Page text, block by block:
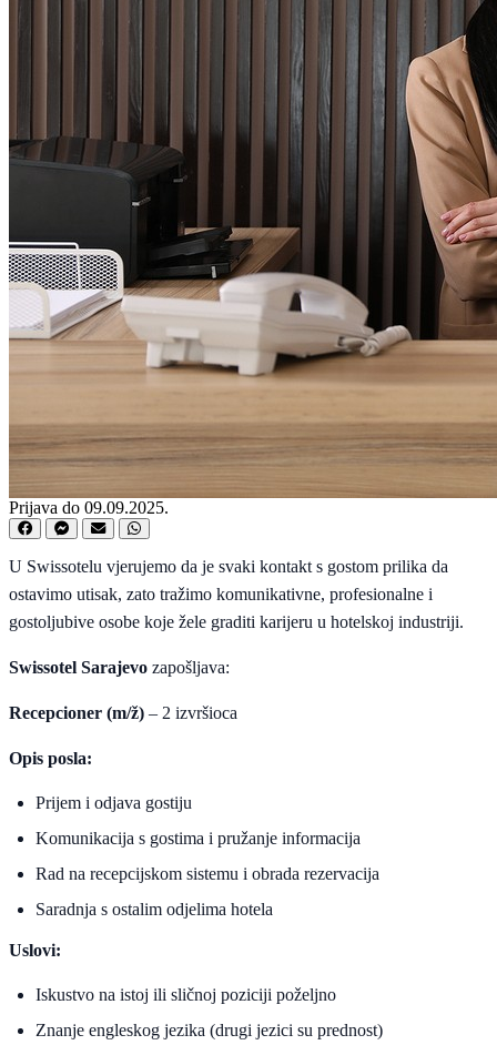
Prijava do 09.09.2025.
U Swissotelu vjerujemo da je svaki kontakt s gostom prilika da
ostavimo utisak, zato tražimo komunikativne, profesionalne i
gostoljubive osobe koje žele graditi karijeru u hotelskoj industriji.
Swissotel Sarajevo zapošljava:
Recepcioner (m/ž) – 2 izvršioca
Opis posla:
Prijem i odjava gostiju
Komunikacija s gostima i pružanje informacija
Rad na recepcijskom sistemu i obrada rezervacija
Saradnja s ostalim odjelima hotela
Uslovi:
Iskustvo na istoj ili sličnoj poziciji poželjno
Znanje engleskog jezika (drugi jezici su prednost)